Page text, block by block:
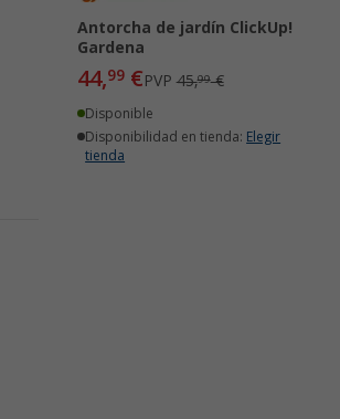
Antorcha de jardín ClickUp!
Gardena
44,99€PVP45,99€
Disponible
Disponibilidad en tienda: Elegir
tienda